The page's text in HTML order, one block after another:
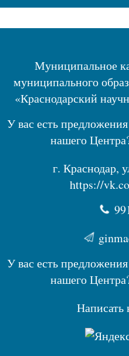
Муниципальное
муниципального
«Краснодарский
У вас есть
нашего
г. Краснодар,
https://
У вас есть
нашего